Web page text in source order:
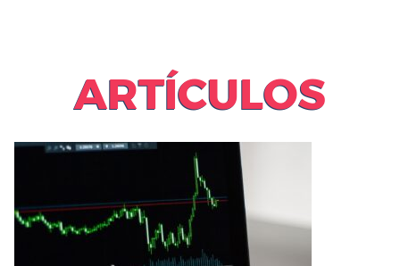
ARTÍCULOS